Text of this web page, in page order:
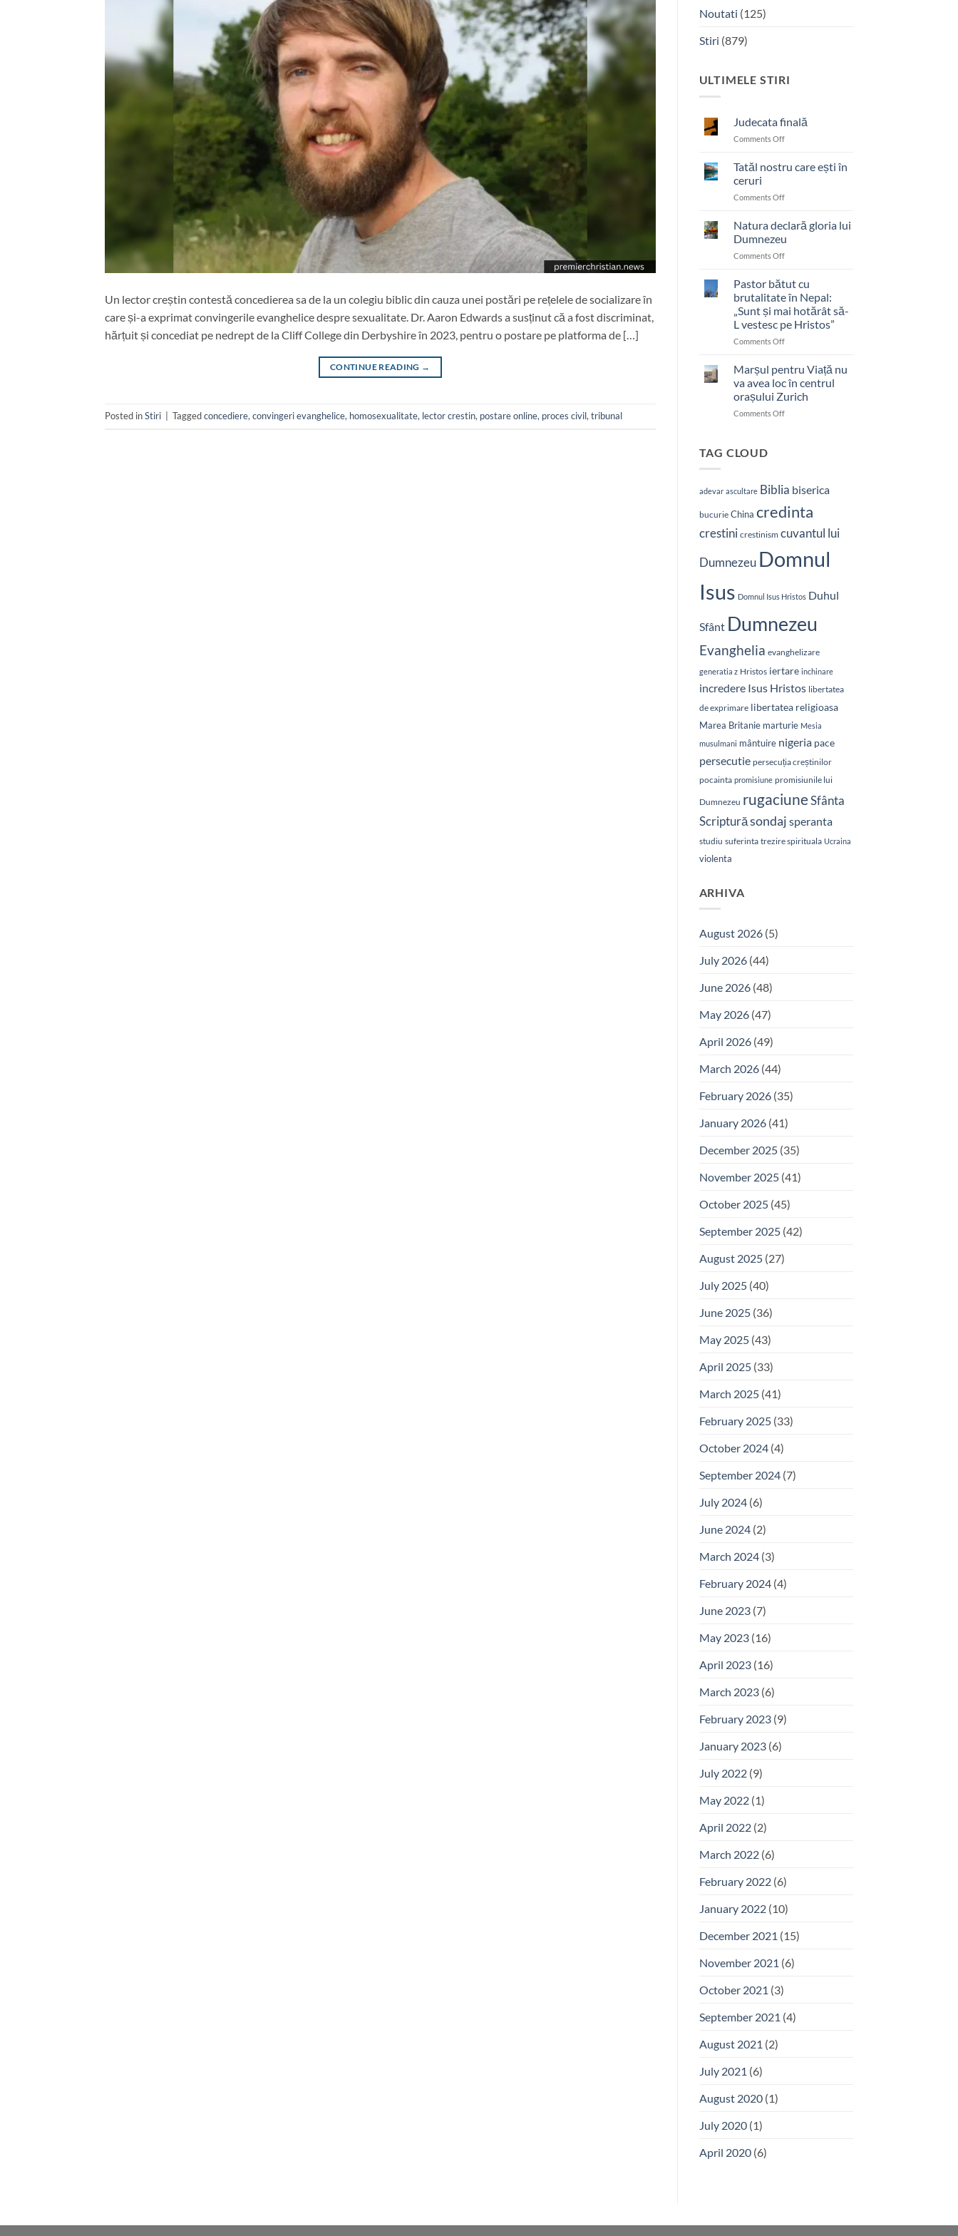
Un lector creștin contestă concedierea sa de la un colegiu biblic din cauza unei postări pe rețelele de socializare în
care și-a exprimat convingerile evanghelice despre sexualitate. Dr. Aaron Edwards a susținut că a fost discriminat,
hărțuit și concediat pe nedrept de la Cliff College din Derbyshire în 2023, pentru o postare pe platforma de […]
CONTINUE READING →
Posted inStiri Taggedconcediere, convingeri evanghelice, homosexualitate, lector crestin, postare online, proces civil, tribunal
Noutati (125)
Stiri (879)
ULTIMELE STIRI
Judecata finală
Comments Offon
Tatăl nostru care ești în
ceruri
Comments Offon
nostru
care
ești
în
Natura declară gloria lui
Dumnezeu
Comments Offon
declară
gloria
lui
Dumnezeu
Pastor bătut cu
brutalitate în Nepal:
„Sunt și mai hotărât să-
L vestesc pe Hristos”
Comments Offon
bătut
cu
brutalitate
în
Nepal:
L
pe
Marșul pentru Viață nu
va avea loc în centrul
orașului Zurich
Comments Offon
avea
loc
în
orașului
TAG CLOUD
adevar ascultare Biblia biserica
bucurie China credinta
crestini crestinism cuvantul lui
Dumnezeu Domnul
Isus Domnul Isus Hristos Duhul
Sfânt Dumnezeu
Evanghelia evanghelizare
generatia z Hristos iertare inchinare
incredere Isus Hristos libertatea
de exprimare libertatea religioasa
Marea Britanie marturie Mesia
musulmani mântuire nigeria pace
persecutie persecuția creștinilor
pocainta promisiune promisiunile lui
Dumnezeu rugaciuneSfânta
Scripturăsondaj speranta
studiu suferinta trezire spirituala Ucraina
violenta
ARHIVA
August 2026(5)
July 2026(44)
June 2026(48)
May 2026(47)
April 2026(49)
March 2026(44)
February 2026(35)
January 2026(41)
December 2025(35)
November 2025(41)
October 2025(45)
September 2025(42)
August 2025(27)
July 2025(40)
June 2025(36)
May 2025(43)
April 2025(33)
March 2025(41)
February 2025(33)
October 2024(4)
September 2024(7)
July 2024(6)
June 2024(2)
March 2024(3)
February 2024(4)
June 2023(7)
May 2023(16)
April 2023(16)
March 2023(6)
February 2023(9)
January 2023(6)
July 2022(9)
May 2022(1)
April 2022(2)
March 2022(6)
February 2022(6)
January 2022(10)
December 2021 (15)
November 2021 (6)
October 2021 (3)
September 2021 (4)
August 2021 (2)
July 2021 (6)
August 2020(1)
July 2020(1)
April 2020(6)